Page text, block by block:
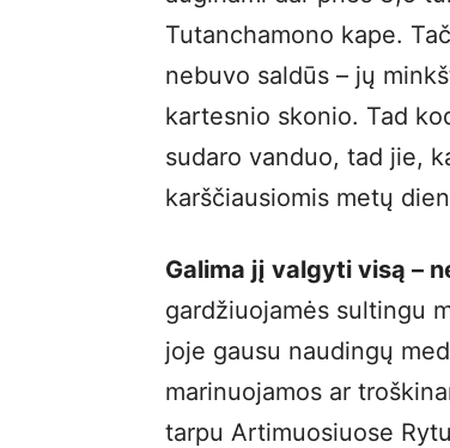
Tutanchamono kape.
nebuvo saldūs – jų
kartesnio skonio. Tad
sudaro vanduo, tad jie,
karščiausiomis metų
Galima jį valgyti visą –
gardžiuojamės sultingu
joje gausu naudingų
marinuojamos ar
tarpu Artimuosiuose